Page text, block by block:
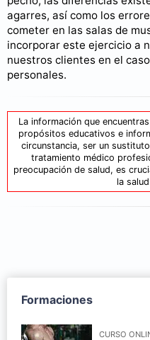
agarres, así como los
cometer en las salas de
incorporar este ejercicio a
nuestros clientes en el
personales.
La información que
propósitos educativos e
circunstancia, ser un
tratamiento médico
preocupación de salud, es
la
Formaciones
CURSO